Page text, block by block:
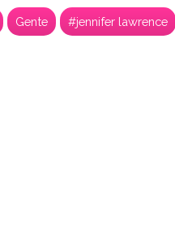
Gente #jennifer lawrence